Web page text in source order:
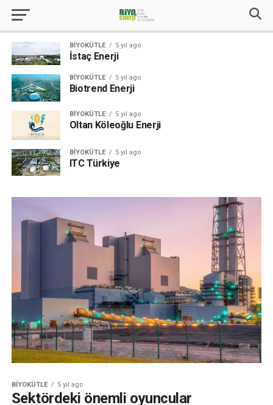
BIYOKÜTLE 5 yıl ago
İstaç Enerji
BIYOKÜTLE 5 yıl ago
Biotrend Enerji
BIYOKÜTLE 5 yıl ago
Oltan Köleoğlu Enerji
BIYOKÜTLE 5 yıl ago
ITC Türkiye
BIYOKÜTLE 5 yıl ago
Sektördeki önemli oyuncular